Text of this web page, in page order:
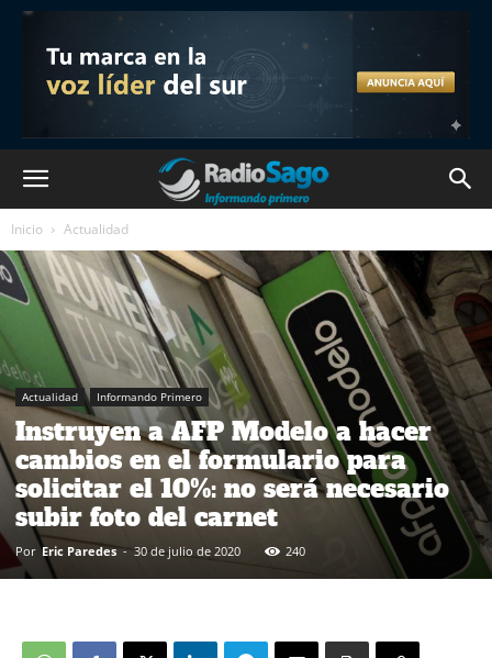
Inicio Actualidad
Actualidad Informando Primero
Instruyen a AFP Modelo a hacer
cambios en el formulario para
solicitar el 10%: no será necesario
subir foto del carnet
Por Eric Paredes - 30 de julio de 2020 240